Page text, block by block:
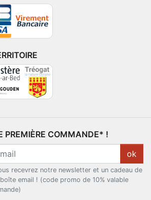
PREMIÈRE COMMANDE* !
ok
recevrez notre newsletter et un cadeau de
email ! (code promo de 10% valable